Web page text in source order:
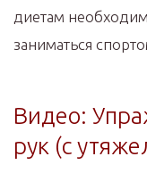
диетам
заниматься
Видео:
рук (с